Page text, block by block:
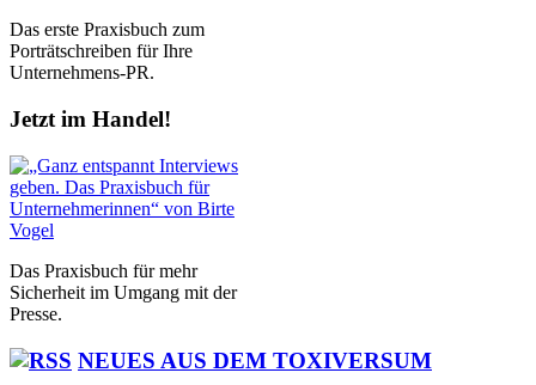
Das erste Praxisbuch zum
Porträtschreiben für Ihre
Unternehmens-PR.
Jetzt im Handel!
Das Praxisbuch für mehr
Sicherheit im Umgang mit der
Presse.
NEUES AUS DEM TOXIVERSUM